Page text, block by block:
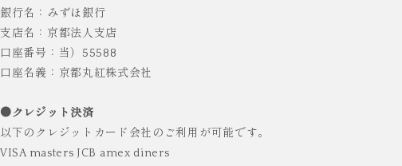
銀行名：みずほ銀行
支店名：京都法人支店
口座番号：当）55588
口座名義：京都丸紅株式会社
●クレジット決済
以下のクレジットカード会社のご利用が可能です。
VISA masters JCB amex diners